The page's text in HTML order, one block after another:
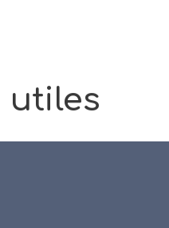
utiles